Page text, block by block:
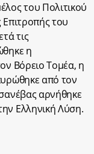
του Πολιτικού
Επιτροπής του
τις
η
Βόρειο Τομέα, η
από τον
αρνήθηκε
Ελληνική Λύση.